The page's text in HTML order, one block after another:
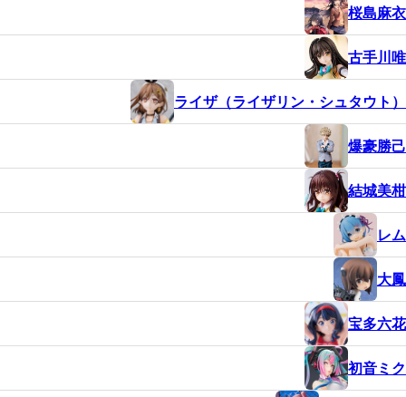
桜島麻衣
古手川唯
ライザ（ライザリン・シュタウト）
爆豪勝己
結城美柑
レム
大鳳
宝多六花
初音ミク